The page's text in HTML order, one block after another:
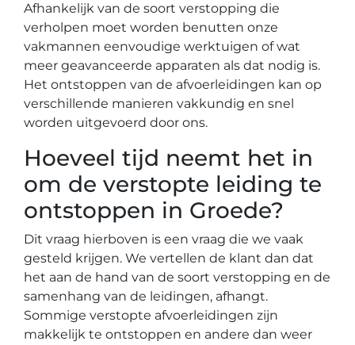
Afhankelijk van de soort verstopping die
verholpen moet worden benutten onze
vakmannen eenvoudige werktuigen of wat
meer geavanceerde apparaten als dat nodig is.
Het ontstoppen van de afvoerleidingen kan op
verschillende manieren vakkundig en snel
worden uitgevoerd door ons.
Hoeveel tijd neemt het in
om de verstopte leiding te
ontstoppen in Groede?
Dit vraag hierboven is een vraag die we vaak
gesteld krijgen. We vertellen de klant dan dat
het aan de hand van de soort verstopping en de
samenhang van de leidingen, afhangt.
Sommige verstopte afvoerleidingen zijn
makkelijk te ontstoppen en andere dan weer